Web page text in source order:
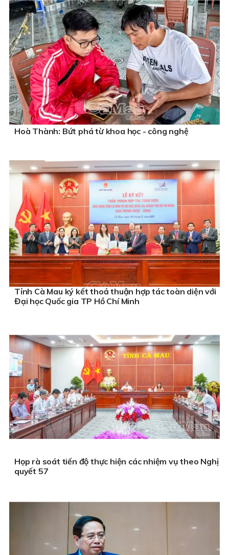
Hoà Thành: Bứt phá từ khoa học - công nghệ
Tỉnh Cà Mau ký kết thoả thuận hợp tác toàn diện với
Đại học Quốc gia TP Hồ Chí Minh
Họp rà soát tiến độ thực hiện các nhiệm vụ theo Nghị
quyết 57